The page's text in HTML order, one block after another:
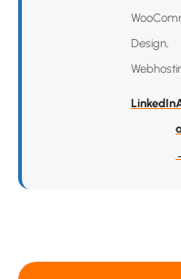
Design,
LinkedIn